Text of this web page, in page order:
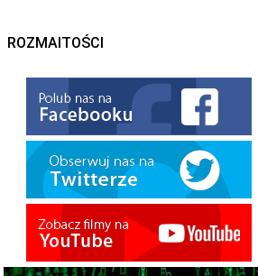
ROZMAITOŚCI